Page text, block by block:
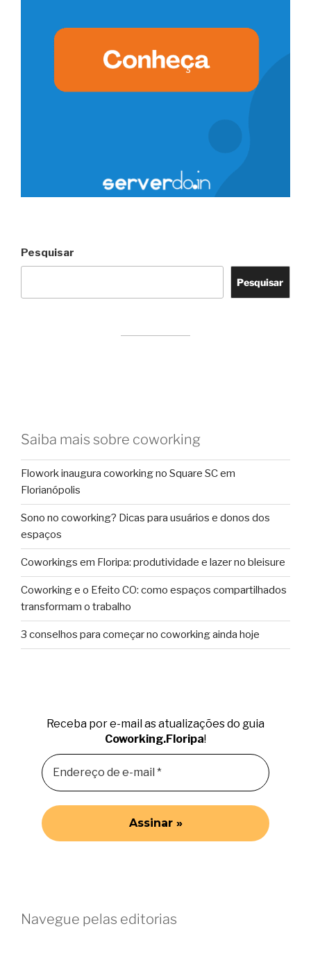
Pesquisar
Pesquisar
Saiba mais sobre coworking
Flowork inaugura coworking no Square SC em
Florianópolis
Sono no coworking? Dicas para usuários e donos dos
espaços
Coworkings em Floripa: produtividade e lazer no bleisure
Coworking e o Efeito CO: como espaços compartilhados
transformam o trabalho
3 conselhos para começar no coworking ainda hoje
Receba por e-mail as atualizações do guia
Coworking.Floripa!
Navegue pelas editorias